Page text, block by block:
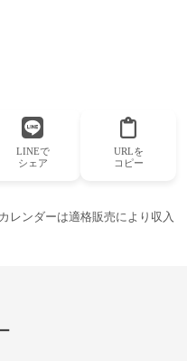
LINEで
シェア
URLを
コピー
レンダーは適格販売により収入